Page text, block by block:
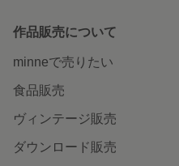
作品販売について
minneで売りたい
食品販売
ヴィンテージ販売
ダウンロード販売